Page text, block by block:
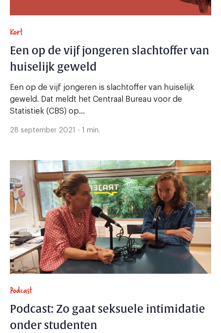
Kort
Een op de vijf jongeren slachtoffer van
huiselijk geweld
Een op de vijf jongeren is slachtoffer van huiselijk
geweld. Dat meldt het Centraal Bureau voor de
Statistiek (CBS) op...
28 september 2021 - 1 min.
Podcast
Podcast: Zo gaat seksuele intimidatie
onder studenten